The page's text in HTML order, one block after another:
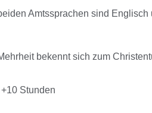
Amtssprachen sind Englisch
bekennt sich zum
Stunden